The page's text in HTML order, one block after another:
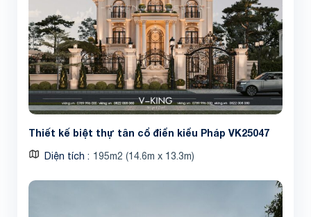
Thiết kế biệt thự tân cổ điển kiểu Pháp VK25047
Diện tích 195m2 (14.6m x 13.3m)